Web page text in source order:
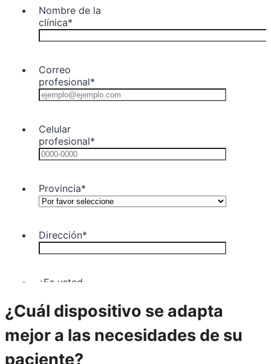
¿Cuál dispositivo se adapta
mejor a las necesidades de su
paciente?